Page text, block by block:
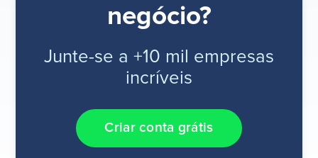
negócio?
Junte-se a +10 mil empresas
incríveis
Criar conta grátis